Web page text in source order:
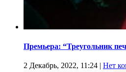
Премьера: “Треугольник
2 Декабрь, 2022, 11:24 | Нет